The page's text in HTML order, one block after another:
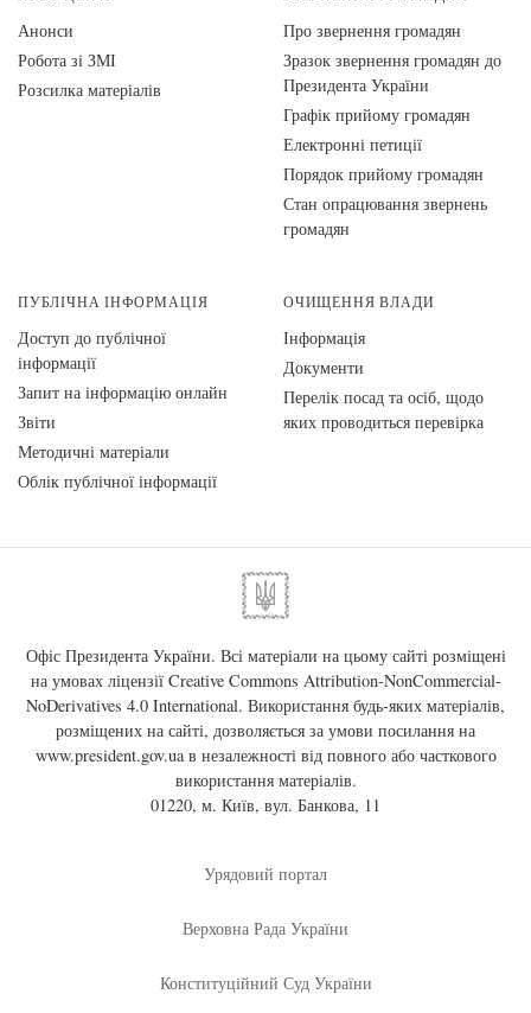
Анонси
Робота зі ЗМІ
Розсилка матеріалів
Про звернення громадян
Зразок звернення громадян до
Президента України
Графік прийому громадян
Електронні петиції
Порядок прийому громадян
Стан опрацювання звернень
громадян
ПУБЛІЧНА ІНФОРМАЦІЯ
Доступ до публічної
інформації
Запит на інформацію онлайн
Звіти
Методичні матеріали
Облік публічної інформації
ОЧИЩЕННЯ ВЛАДИ
Інформація
Документи
Перелік посад та осіб, щодо
яких проводиться перевірка
Офіс Президента України. Всі матеріали на цьому сайті розміщені
на умовах ліцензії Creative Commons Attribution-NonCommercial-
NoDerivatives 4.0 International. Використання будь-яких матеріалів,
розміщених на сайті, дозволяється за умови посилання на
www.president.gov.uaв незалежності від повного або часткового
використання матеріалів.
01220, м. Київ, вул. Банкова, 11
Урядовий портал
Верховна Рада України
Конституційний Суд України